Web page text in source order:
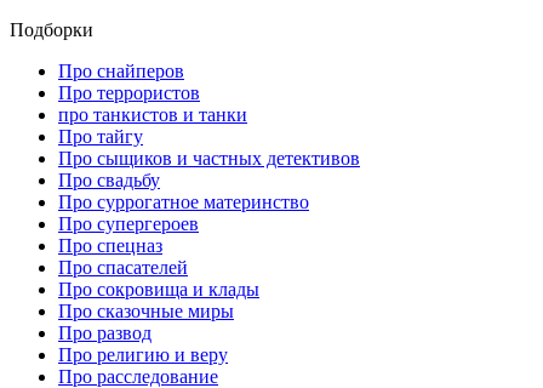
Подборки
Про снайперов
Про террористов
про танкистов и танки
Про тайгу
Про сыщиков и частных детективов
Про свадьбу
Про суррогатное материнство
Про супергероев
Про спецназ
Про спасателей
Про сокровища и клады
Про сказочные миры
Про развод
Про религию и веру
Про расследование